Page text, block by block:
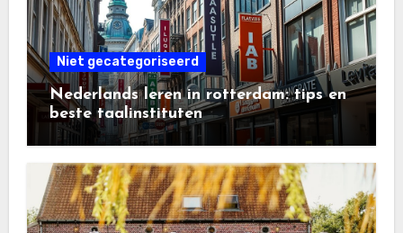
Niet gecategoriseerd
Nederlands leren in rotterdam: tips en
beste taalinstituten